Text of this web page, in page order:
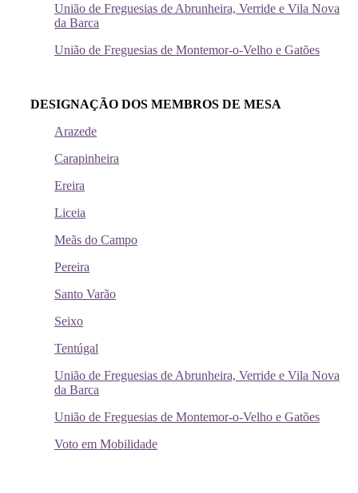
União de Freguesias de Abrunheira, Verride e Vila Nova
da Barca
União de Freguesias de Montemor-o-Velho e Gatões
DESIGNAÇÃO DOS MEMBROS DE MESA
Arazede
Carapinheira
Ereira
Liceia
Meãs do Campo
Pereira
Santo Varão
Seixo
Tentúgal
União de Freguesias de Abrunheira, Verride e Vila Nova
da Barca
União de Freguesias de Montemor-o-Velho e Gatões
Voto em Mobilidade